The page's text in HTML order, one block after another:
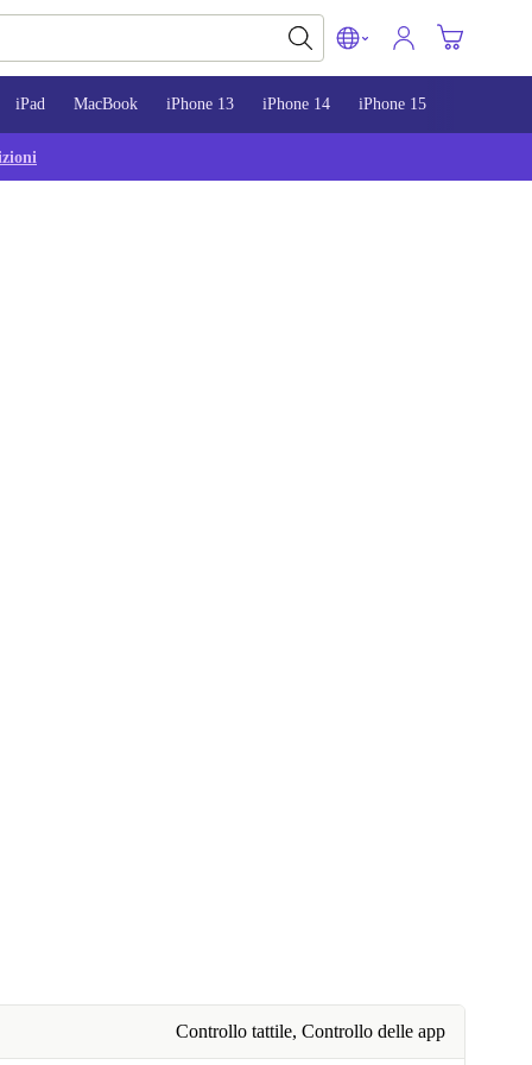
iPad MacBook iPhone 13 iPhone 14 iPhone 15
Controllo tattile, Controllo delle app